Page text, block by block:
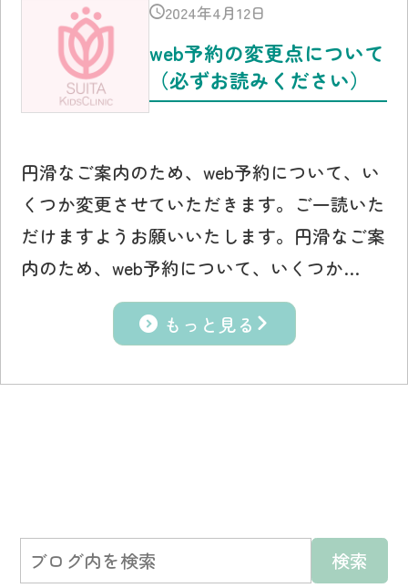
2024年4月12日
web予約の変更点について
（必ずお読みください）
円滑なご案内のため、web予約について、い
くつか変更させていただきます。ご一読いた
だけますようお願いいたします。円滑なご案
内のため、web予約について、いくつか…
もっと見る